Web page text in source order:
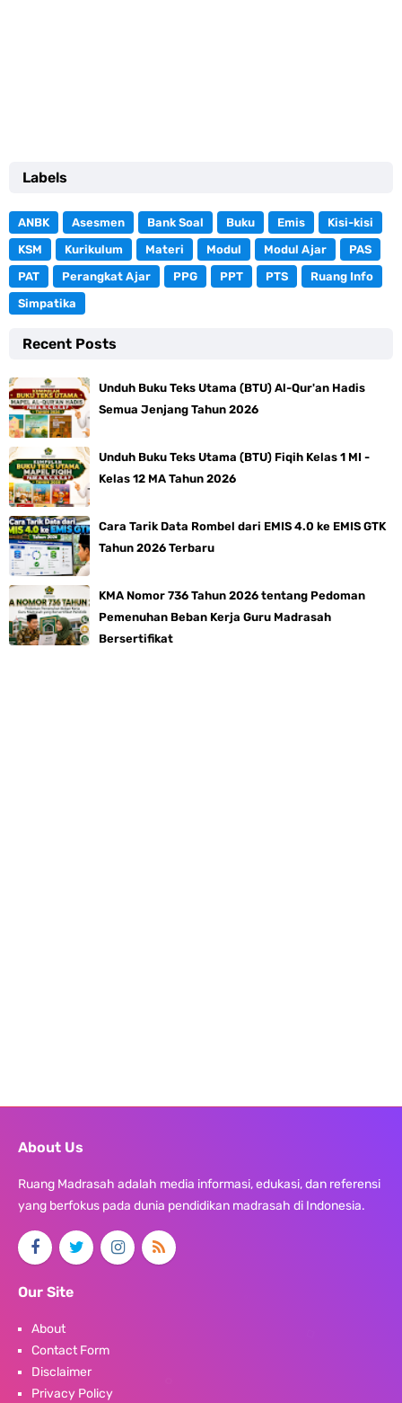
Labels
ANBK Asesmen Bank Soal Buku Emis
Kisi-kisi
KSM
Kurikulum Materi Modul Modul Ajar
PAS
PAT
Perangkat Ajar PPG PPT PTS
Ruang Info
Simpatika
Recent Posts
Unduh Buku Teks Utama (BTU) Al-Qur'an Hadis
Semua Jenjang Tahun 2026
Unduh Buku Teks Utama (BTU) Fiqih Kelas 1 MI -
Kelas 12 MA Tahun 2026
Cara Tarik Data Rombel dari EMIS 4.0 ke EMIS GTK
Tahun 2026 Terbaru
KMA Nomor 736 Tahun 2026 tentang Pedoman
Pemenuhan Beban Kerja Guru Madrasah
Bersertifikat
About Us
Ruang Madrasah adalah media informasi, edukasi, dan referensi
yang berfokus pada dunia pendidikan madrasah di Indonesia.
Our Site
About
Contact Form
Disclaimer
Privacy Policy